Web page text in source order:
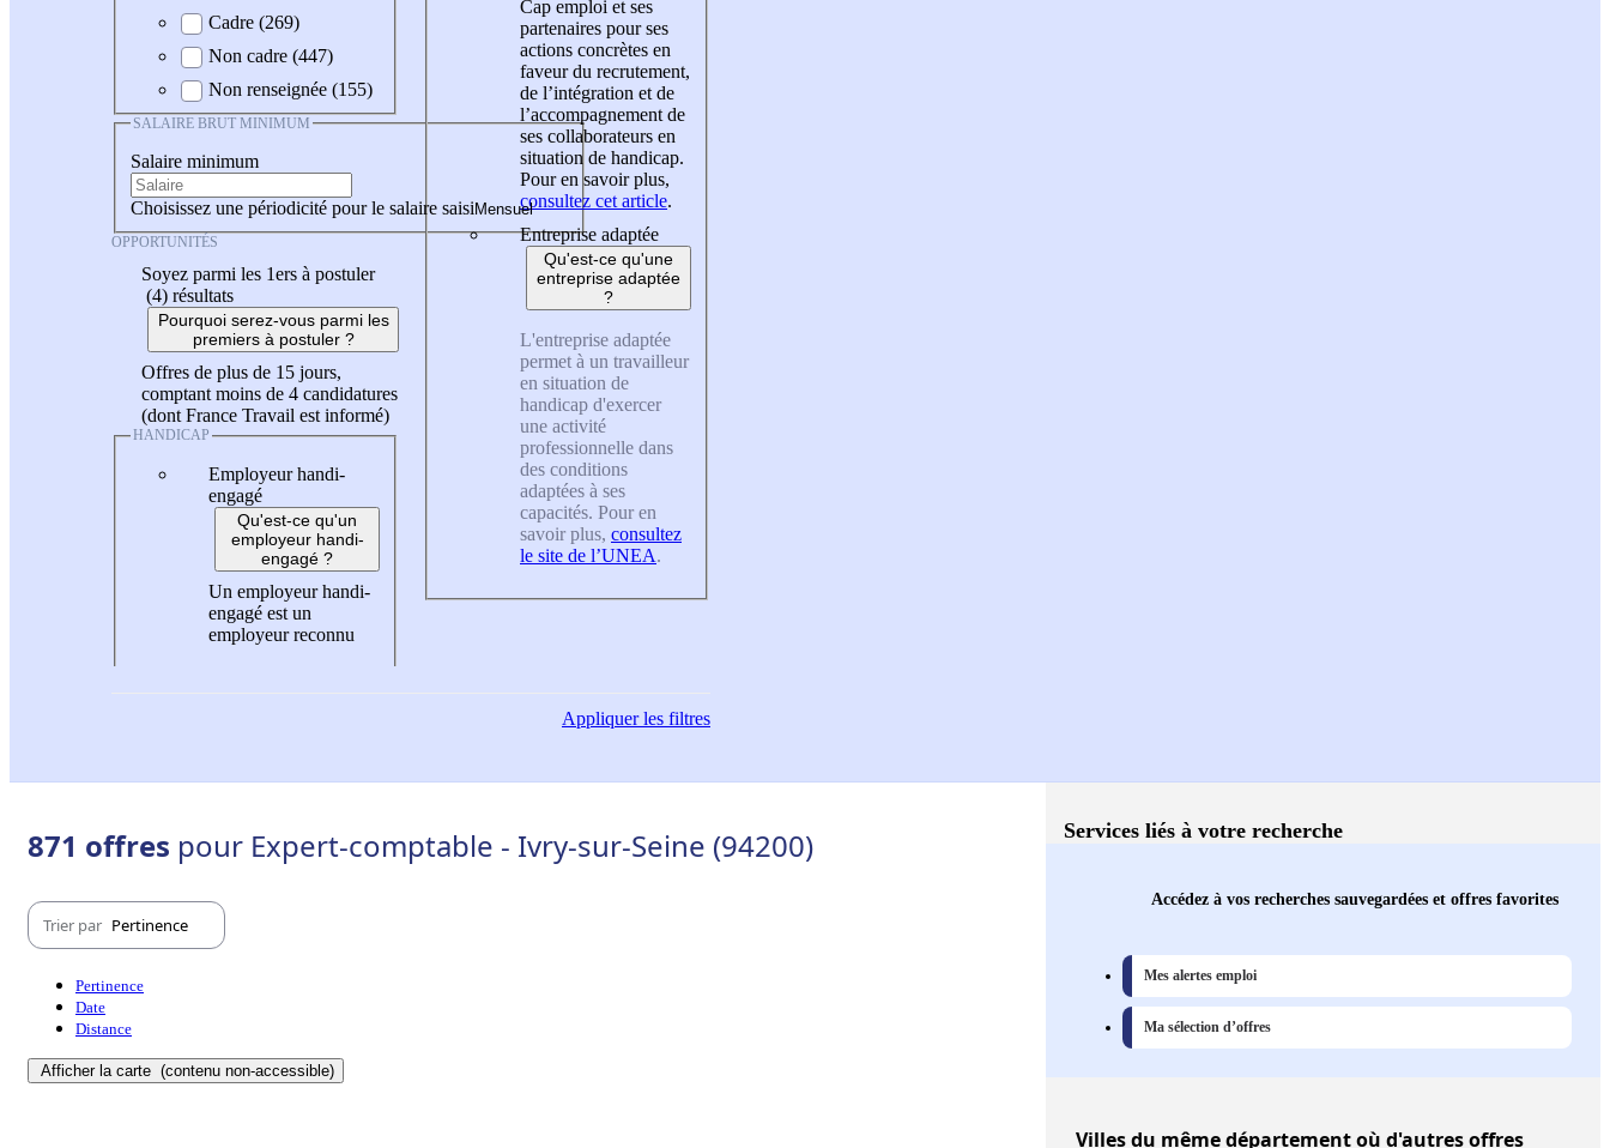
Cadre (269)
Non cadre (447)
Non renseignée (155)
SALAIRE BRUT MINIMUM
Salaire minimum
Choisissez une périodicité pour le salaire saisi
OPPORTUNITÉS
Soyez parmi les 1ers à postuler
(4) résultats
Pourquoi serez-vous parmi les
premiers à postuler ?
Offres de plus de 15 jours,
comptant moins de 4 candidatures
(dont France Travail est informé)
HANDICAP
Employeur handi-
engagé
Qu'est-ce qu'un
employeur handi-
engagé ?
Un employeur handi-
engagé est un
employeur reconnu
Cap emploi et ses
partenaires pour ses
actions concrètes en
faveur du recrutement,
de l’intégration et de
l’accompagnement de
ses collaborateurs en
situation de handicap.
Pour en savoir plus,
consultez cet article.
Entreprise adaptée
Qu'est-ce qu'une
entreprise adaptée
?
L'entreprise adaptée
permet à un travailleur
en situation de
handicap d'exercer
une activité
professionnelle dans
des conditions
adaptées à ses
capacités. Pour en
savoir plus, consultez
le site de l’UNEA.
Appliquerles filtres
871 offres pour Expert-comptable - Ivry-sur-Seine (94200)
Trier par Pertinence
Pertinence
Date
Distance
Afficher la carte (contenu non-accessible)
Services liés à votre recherche
Accédez à vos recherches sauvegardées et offres favorites
Mes alertes emploi
Ma sélection d’offres
Villesdu même département où d'autres offres